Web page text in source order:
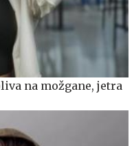
na možgane, jetra